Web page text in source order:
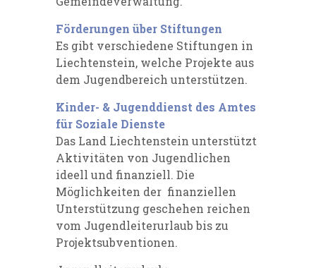
Förderungen über Stiftungen
Es gibt verschiedene Stiftungen in
Liechtenstein, welche Projekte aus
dem Jugendbereich unterstützen.
Kinder- & Jugenddienst des Amtes
für Soziale Dienste
Das Land Liechtenstein unterstützt
Aktivitäten von Jugendlichen
ideell und finanziell. Die
Möglichkeiten der finanziellen
Unterstützung geschehen reichen
vom Jugendleiterurlaub bis zu
Projektsubventionen.